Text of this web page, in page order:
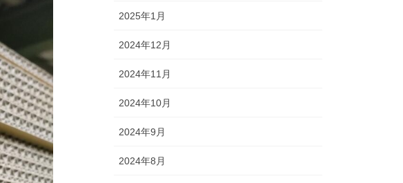
2025年1月
2024年12月
2024年11月
2024年10月
2024年9月
2024年8月